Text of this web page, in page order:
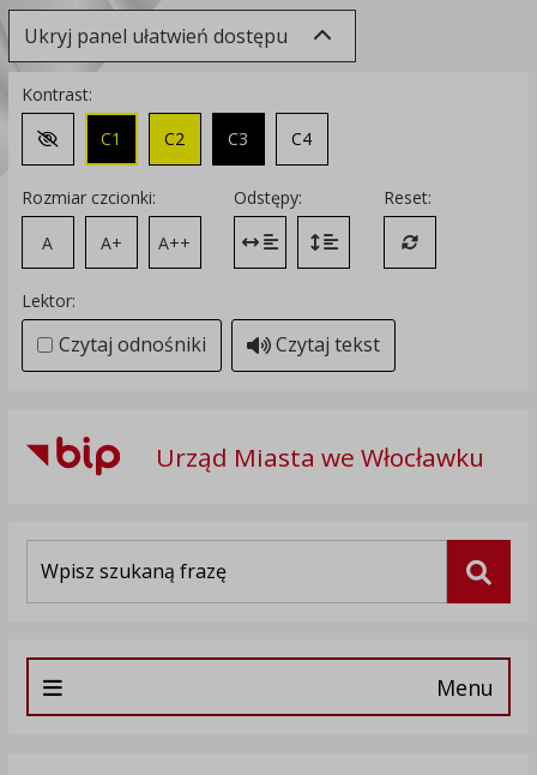
Ukryj panel ułatwień dostępu
Kontrast:
Zmień kontrast na domyślny
C1 C2 C3 C4
Rozmiar czcionki:
A
A+ A++
Odstępy:
Zmień odstęp między literami
Zmień interlinię i margines
Reset:
Przywróć
Lektor:
Czytaj odnośniki Czytaj tekst
Urząd Miasta we Włocławku
Menu